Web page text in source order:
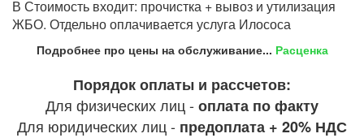
В Стоимость входит: прочистка + вывоз и утилизация
ЖБО. Отдельно оплачивается услуга Илососа
Подробнее про цены на обслуживание... Расценка
Порядок оплаты и рассчетов:
Для физических лиц - оплата по факту
Для юридических лиц - предоплата + 20% НДС